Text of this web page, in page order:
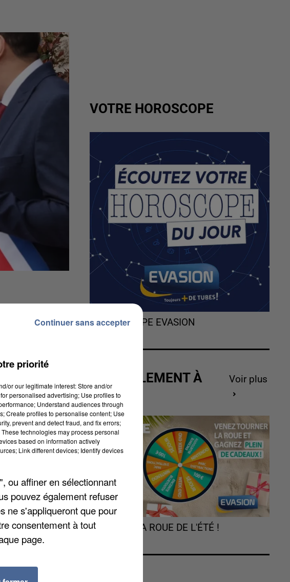
de
« La
Sy a vu ses
VOTRE HOROSCOPE
L'HOROSCOPE EVASION
ACTUELLEMENT À
GAGNER
Voir plus
TOURNEZ LA ROUE DE L'ÉTÉ !
priorité
or our legitimate interest: Store and/or
personalised advertising; Use profiles to
Understand audiences through
Create profiles to personalise content; Use
prevent and detect fraud, and fix errors;
technologies may process personal
based on information actively
Link different devices; Identify devices
ou affiner en sélectionnant
pouvez également refuser
ne s'appliqueront que pour
consentement à tout
page.
Continuer sans accepter